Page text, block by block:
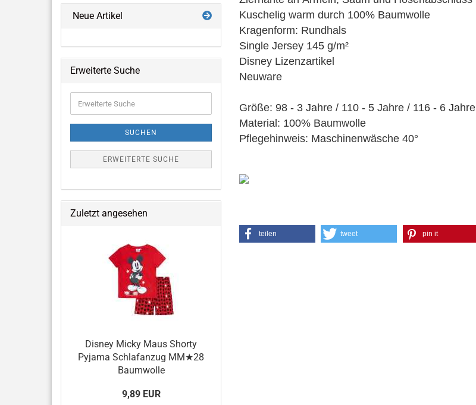
Kuschelig warm durch 100% Baumwolle
Kragenform: Rundhals
Single Jersey 145 g/m²
Disney Lizenzartikel
Neuware
Größe: 98 - 3 Jahre / 110 - 5 Jahre / 116 - 6 Jahre
Material: 100% Baumwolle
Pflegehinweis: Maschinenwäsche 40°
teilen tweet pin it
Neue Artikel
Erweiterte Suche
Suche
SUCHEN
ERWEITERTE SUCHE
Zuletzt angesehen
Disney Micky Maus Shorty
Pyjama Schlafanzug MM★28
Baumwolle
9,89 EUR